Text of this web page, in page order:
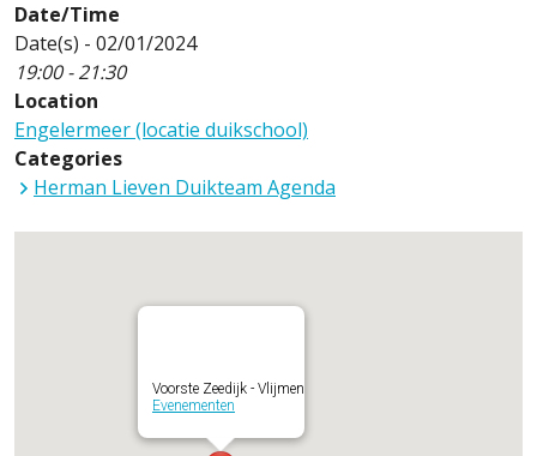
Date/Time
Date(s) - 02/01/2024
19:00 - 21:30
Location
Engelermeer (locatie duikschool)
Categories
Herman Lieven Duikteam Agenda
Voorste Zeedijk - Vlijmen
Evenementen